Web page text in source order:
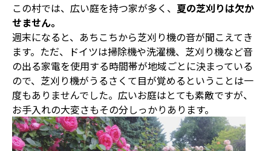
この村では、広い庭を持つ家が多く、 夏の芝刈りは欠か
せません。
週末になると、あちこちから芝刈り機の音が聞こえてき
ます。ただ、ドイツは掃除機や洗濯機、芝刈り機など音
の出る家電を使用する時間帯が地域ごとに決まっている
ので、芝刈り機がうるさくて目が覚めるということは一
度もありませんでした。広いお庭はとても素敵ですが、
お手入れの大変さもその分しっかりあります。